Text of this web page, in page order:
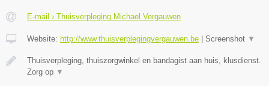
E-mail › Thuisverpleging Michael Vergauwen
Website: http://www.thuisverplegingvergauwen.be | Screenshot ▼
Thuisverpleging, thuiszorgwinkel en bandagist aan huis, klusdienst.
Zorg op ▼